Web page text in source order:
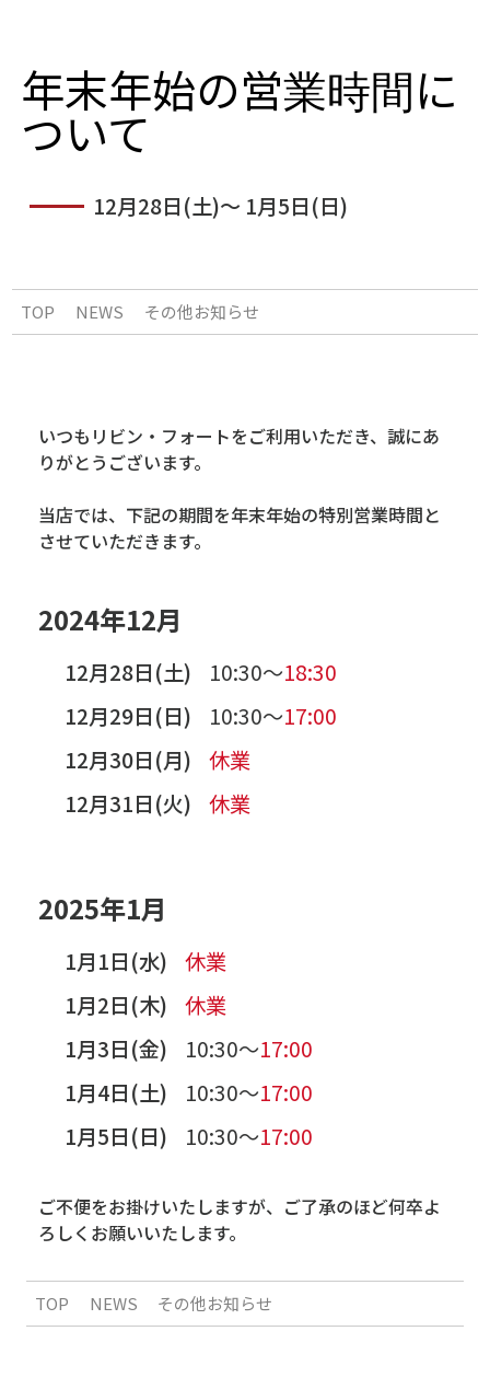
年末年始の営業時間に
ついて
12月28日(土)～ 1月5日(日)
TOP NEWS その他お知らせ
いつもリビン・フォートをご利用いただき、誠にあ
りがとうございます。
当店では、下記の期間を年末年始の特別営業時間と
させていただきます。
2024年12月
12月28日(土) 10:30～18:30
12月29日(日)
10:30～17:00
12月30日(月)
休業
12月31日(火)
休業
2025年1月
1月1日(水)
休業
1月2日(木)
休業
1月3日(金)
10:30～17:00
1月4日(土)
10:30～17:00
1月5日(日)
10:30～17:00
ご不便をお掛けいたしますが、ご了承のほど何卒よ
ろしくお願いいたします。
TOP NEWS その他お知らせ